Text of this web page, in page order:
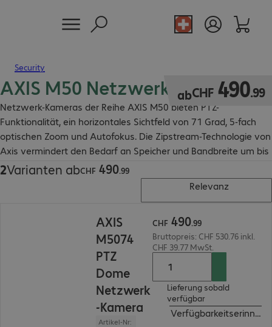
Security
AXIS M50 Netzwerk-Kameras
Netzwerk-Kameras der Reihe AXIS M50 bieten PTZ-
Funktionalität, ein horizontales Sichtfeld von 71 Grad, 5-fach
optischen Zoom und Autofokus. Die Zipstream-Technologie von
Axis vermindert den Bedarf an Speicher und Bandbreite um bis
zu 50 Prozent.
abCHF 490.99
CHF 490.99
2Varianten abCHF 490.99
CHF 490.99
Relevanz
AXIS
M5074
PTZ
Dome
Netzwerk
-Kamera
Artikel-Nr:
CHF 490.99
Bruttopreis: CHF 530.76 inkl.
CHF 39.77 MwSt.
Lieferung sobald
verfügbar